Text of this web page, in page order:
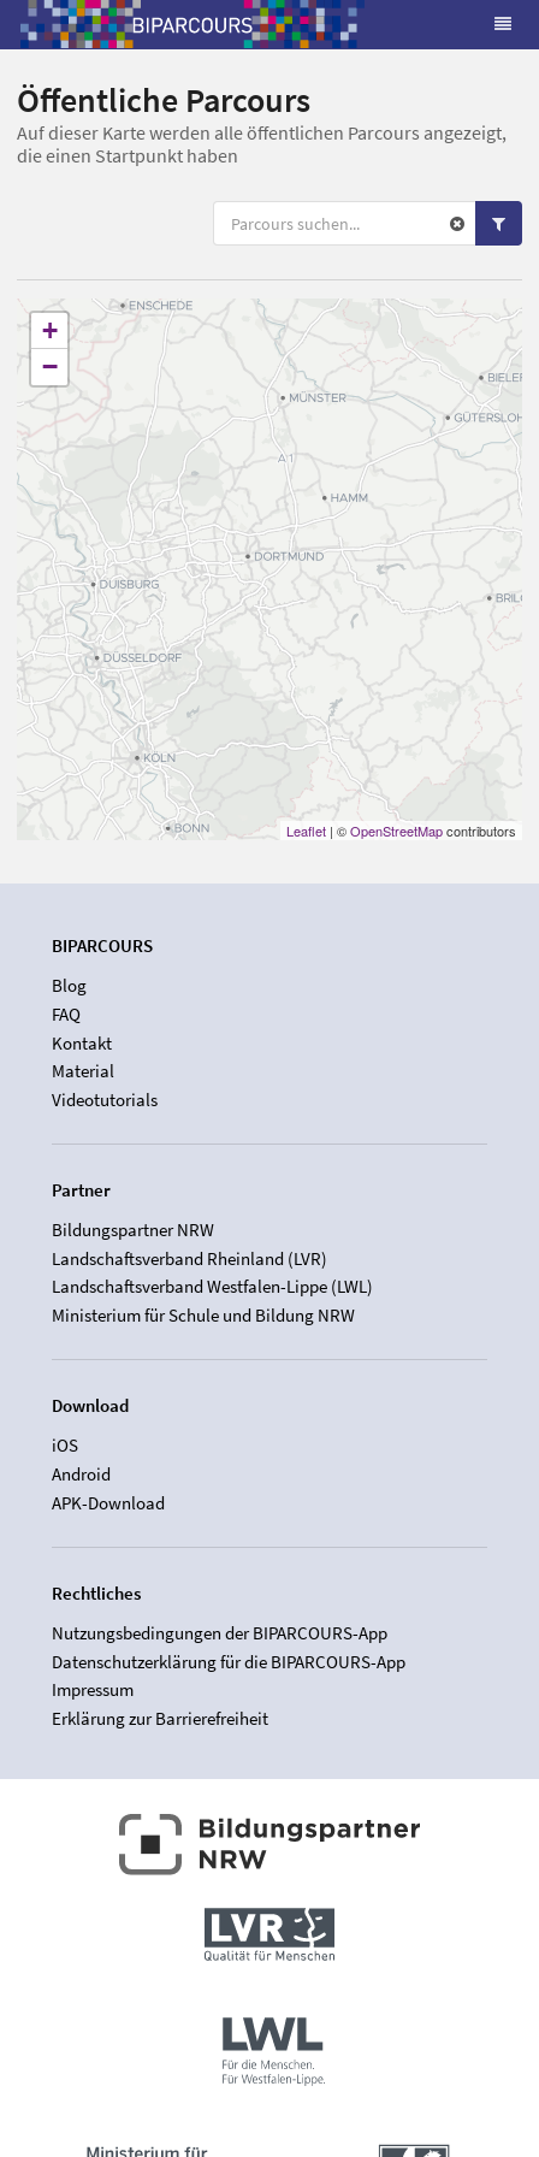
Öffentliche Parcours
Auf dieser Karte werden alle öffentlichen Parcours angezeigt,
die einen Startpunkt haben
+
−
Leaflet | ©OpenStreetMapcontributors
BIPARCOURS
Blog
FAQ
Kontakt
Material
Videotutorials
Partner
Bildungspartner NRW
Landschaftsverband Rheinland (LVR)
Landschaftsverband Westfalen-Lippe (LWL)
Ministerium für Schule und Bildung NRW
Download
iOS
Android
APK-Download
Rechtliches
Nutzungsbedingungen der BIPARCOURS-App
Datenschutzerklärung für die BIPARCOURS-App
Impressum
Erklärung zur Barrierefreiheit